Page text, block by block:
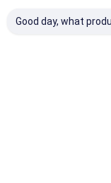
Good day, what